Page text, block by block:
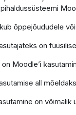
õppejõududele
on
on Moodle’i
all
on